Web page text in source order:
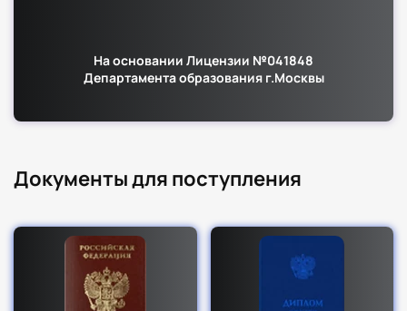
На основании Лицензии №041848
Департамента образования г.Москвы
Документы для поступления